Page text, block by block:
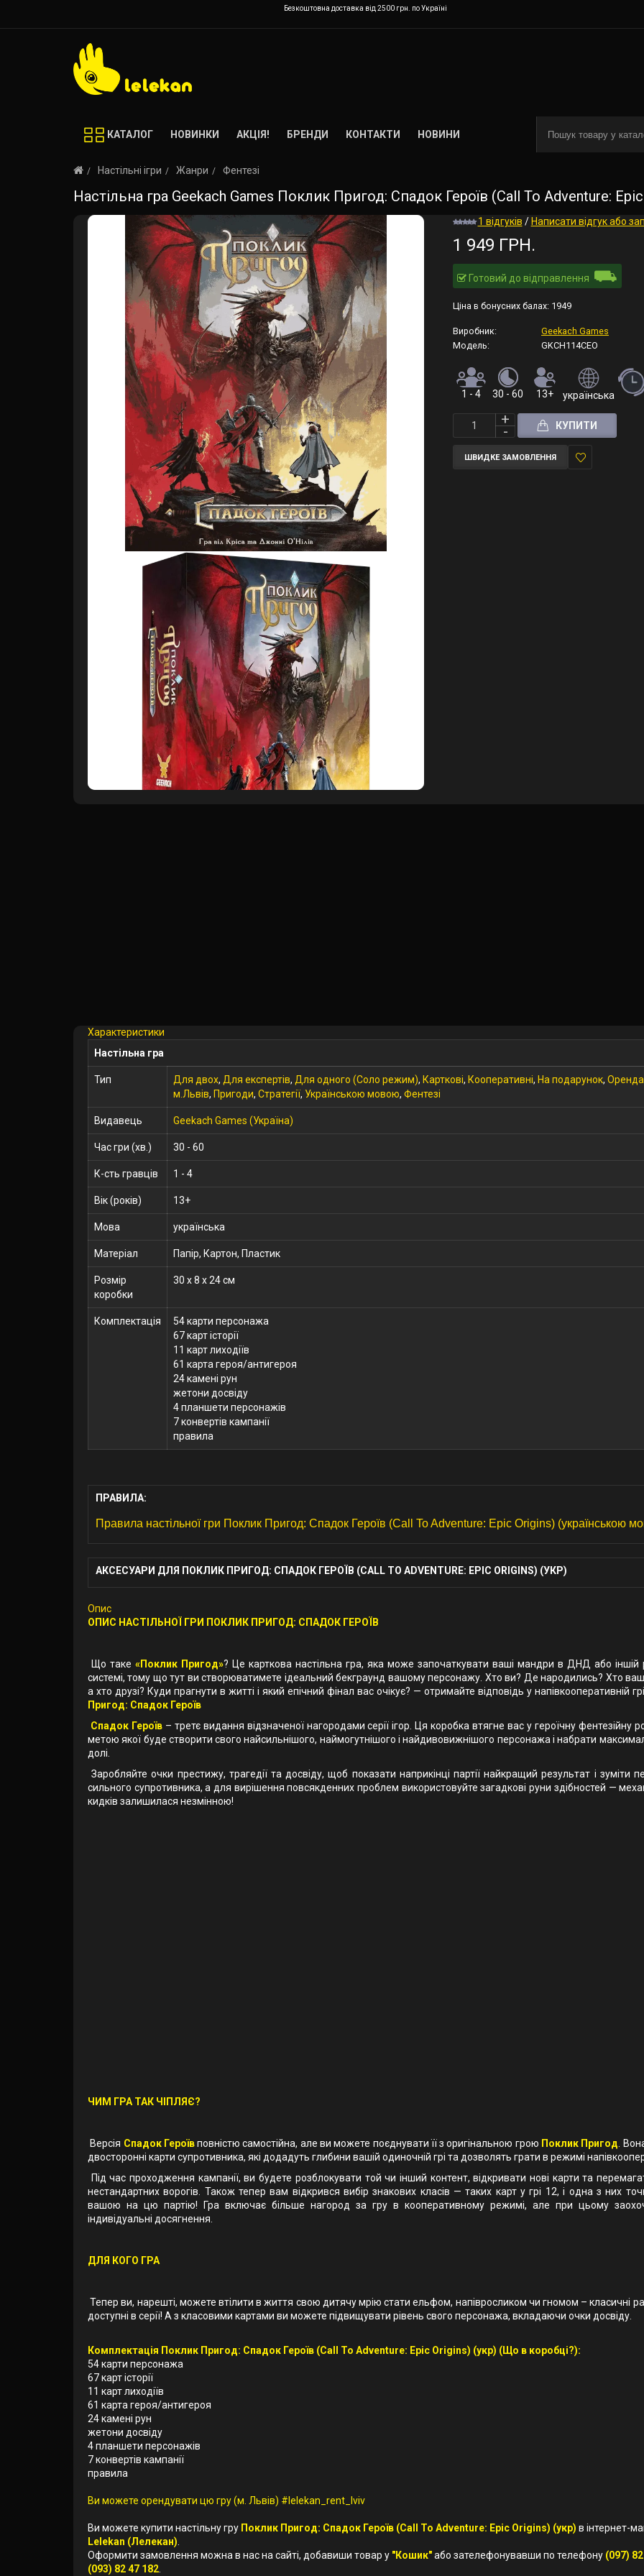
Безкоштовна доставка від 2500 грн. по Україні
КАТАЛОГ НОВИНКИ АКЦІЯ! БРЕНДИ КОНТАКТИ НОВИНИ
Настільні ігри Жанри Фентезі
Настільна гра Geekach Games Поклик Пригод: Спадок Героїв (Call To Adventure:
1 відгуків / Написати відгук або
1 949 ГРН.
Готовий до відправлення ⛟
Ціна в бонусних балах: 1949
Виробник:
Geekach Games
Модель:
GKCH114CEO
1 - 4 30 - 60 13+ українська
КУПИТИ
ШВИДКЕ ЗАМОВЛЕННЯ
Характеристики
Настільна гра
Тип Для двох, Для експертів, Для одного (Соло режим), Карткові, Кооперативні, На подарунок, Оренда
м.Львів, Пригоди, Стратегії, Українською мовою, Фентезі
Видавець Geekach Games (Україна)
Час гри (хв.) 30 - 60
К-сть гравців 1 - 4
Вік (років) 13+
Мова українська
Матеріал Папір, Картон, Пластик
Розмір
коробки
30 x 8 x 24 см
Комплектація
54 карти персонажа
67 карт історії
11 карт лиходіїв
61 карта героя/антигероя
24 камені рун
жетони досвіду
4 планшети персонажів
7 конвертів кампанії
правила
ПРАВИЛА:
Правила настільної гри Поклик Пригод: Спадок Героїв (Call To Adventure: Epic Origins) (українською
АКСЕСУАРИ ДЛЯ ПОКЛИК ПРИГОД: СПАДОК ГЕРОЇВ (CALL TO ADVENTURE: EPIC ORIGINS) (УКР)
Опис
ОПИС НАСТІЛЬНОЇ ГРИ ПОКЛИК ПРИГОД: СПАДОК ГЕРОЇВ
Що таке «Поклик Пригод»? Це карткова настільна гра, яка може започаткувати ваші мандри в ДНД або іншій
системі, тому що тут ви створюватимете ідеальний бекграунд вашому персонажу. Хто ви? Де народились? Хто
а хто друзі? Куди прагнути в житті і який епічний фінал вас очікує? — отримайте відповідь у напівкооперативній грі
Пригод: Спадок Героїв
Спадок Героїв – третє видання відзначеної нагородами серії ігор. Ця коробка втягне вас у героїчну фентезійну
метою якої буде створити свого найсильнішого, наймогутнішого і найдивовижнішого персонажа і набрати
долі.
Заробляйте очки престижу, трагедії та досвіду, щоб показати наприкінці партії найкращий результат і зуміти
сильного супротивника, а для вирішення повсякденних проблем використовуйте загадкові руни здібностей —
кидків залишилася незмінною!
ЧИМ ГРА ТАК ЧІПЛЯЄ?
Версія Спадок Героївповністю самостійна, але ви можете поєднувати її з оригінальною грою Поклик Пригод .
двосторонні карти супротивника, які додадуть глибини вашій одиночній грі та дозволять грати в режимі
Під час проходження кампанії, ви будете розблокувати той чи інший контент, відкривати нові карти та
нестандартних ворогів. Також тепер вам відкрився вибір знакових класів — таких карт у грі 12, і одна з них
вашою на цю партію! Гра включає більше нагород за гру в кооперативному режимі, але при цьому
індивідуальні досягнення.
ДЛЯ КОГО ГРА
Тепер ви, нарешті, можете втілити в життя свою дитячу мрію стати ельфом, напівросликом чи гномом – класичні
доступні в серії! А з класовими картами ви можете підвищувати рівень свого персонажа, вкладаючи очки досвіду.
Комплектація Поклик Пригод: Спадок Героїв (Call To Adventure: Epic Origins) (укр) (Що в коробці?):
54 карти персонажа
67 карт історії
11 карт лиходіїв
61 карта героя/антигероя
24 камені рун
жетони досвіду
4 планшети персонажів
7 конвертів кампанії
правила
Ви можете орендувати цю гру (м. Львів) #lelekan_rent_lviv
Ви можете купити настільну гру Поклик Пригод: Спадок Героїв (Call To Adventure: Epic Origins) (укр) в інтернет-
Lelekan (Лелекан)
Оформити замовлення можна в нас на сайті, добавиши товар у "Кошик"або зателефонувавши по телефону (097)
(093) 82 47 182